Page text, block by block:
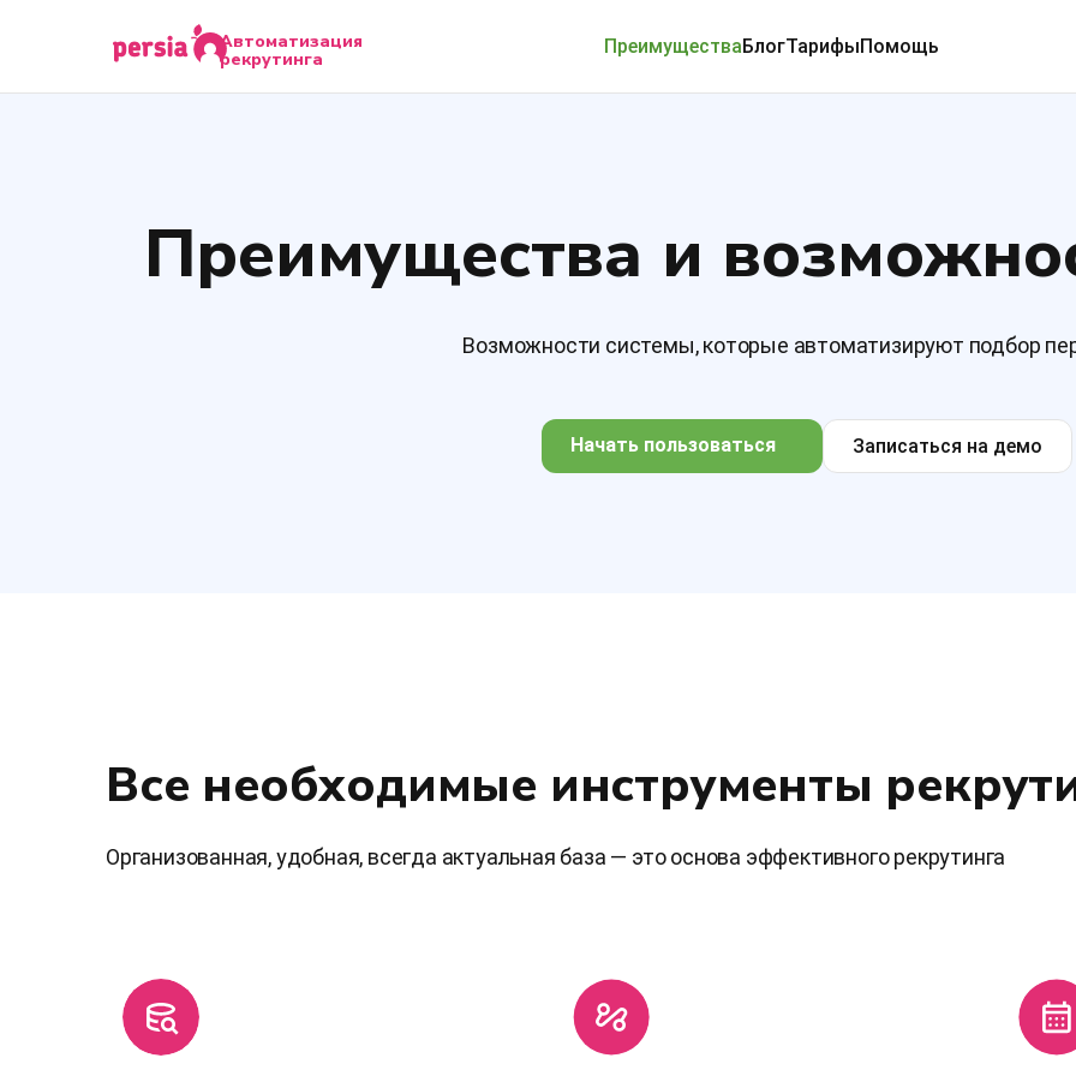
Автоматизация
рекрутинга
ПреимуществаБлогТарифыПомощь
Преимущества и
Возможности системы, которые автоматизируют подбор
Начать пользоваться Записаться на демо
Все необходимые инструменты
Организованная, удобная, всегда актуальная база — это основа эффективного рекрутинга